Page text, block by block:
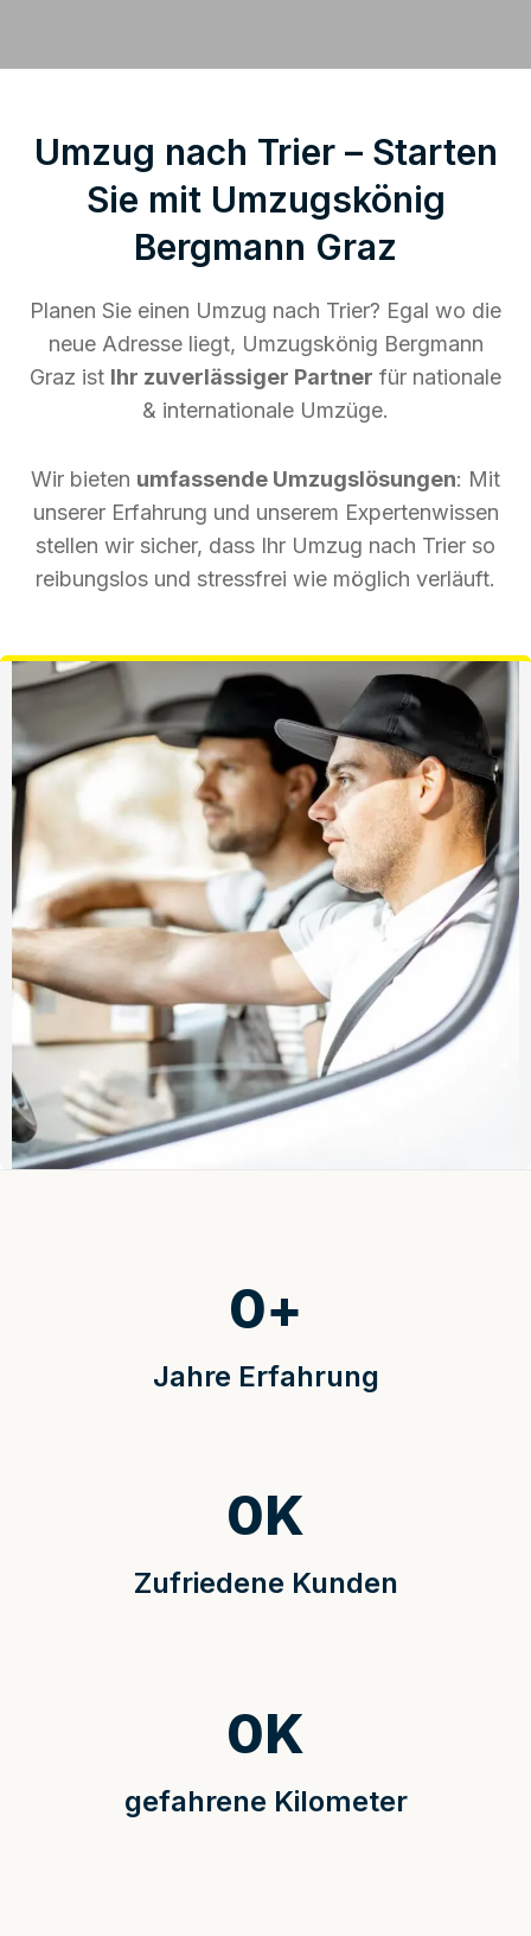
Umzug nach Trier – Starten
Sie mit Umzugskönig
Bergmann Graz
Planen Sie einen Umzug nach Trier? Egal wo die
neue Adresse liegt, Umzugskönig Bergmann
Graz ist Ihr zuverlässiger Partner für nationale
& internationale Umzüge.
Wir bieten umfassende Umzugslösungen: Mit
unserer Erfahrung und unserem Expertenwissen
stellen wir sicher, dass Ihr Umzug nach Trier so
reibungslos und stressfrei wie möglich verläuft.
Jahre Erfahrung
0+
Zufriedene Kunden
0K
gefahrene Kilometer
0K